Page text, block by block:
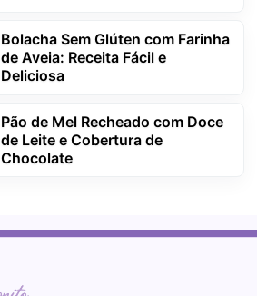
Bolacha Sem Glúten com Farinha
de Aveia: Receita Fácil e
Deliciosa
Pão de Mel Recheado com Doce
de Leite e Cobertura de
Chocolate